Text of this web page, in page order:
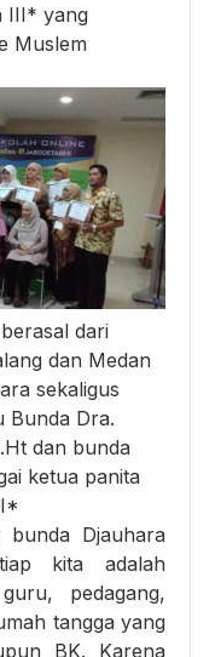
III* yang
Muslem
dari
dan Medan
sekaligus
Bunda Dra.
dan bunda
ketua panita
bunda Djauhara
kita adalah
pedagang,
tangga yang
BK. Karena